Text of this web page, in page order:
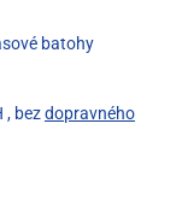
batohy
, bezdopravného